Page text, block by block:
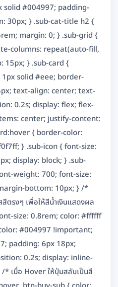
#004997; padding-
30px; } .sub-cat-title h2 {
margin: 0; } .sub-grid {
columns: repeat(auto-fill,
15px; } .sub-card {
solid #eee; border-
text-align: center; text-
0.2s; display: flex; flex-
center; justify-content:
{ border-color:
} .sub-icon { font-size:
display: block; } .sub-
weight: 700; font-size:
bottom: 10px; } /*
ตรงๆ เพื่อให้สีน้ำเงินแสดงผล
size: 0.8rem; color: #ffffff
#004997 !important;
padding: 6px 18px;
0.2s; display: inline-
เมื่อ Hover ให้ปุ่มสลับเป็นสี